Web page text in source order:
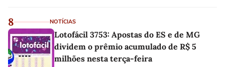
8 NOTÍCIAS
Lotofácil 3753: Apostas do ES e de MG
dividem o prêmio acumulado de R$ 5
milhões nesta terça-feira